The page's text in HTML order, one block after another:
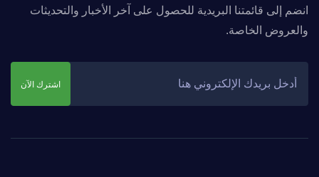
انضم إلى قائمتنا البريدية للحصول على آخر الأخبار والتحديثات
والعروض الخاصة.
اشترك الآن